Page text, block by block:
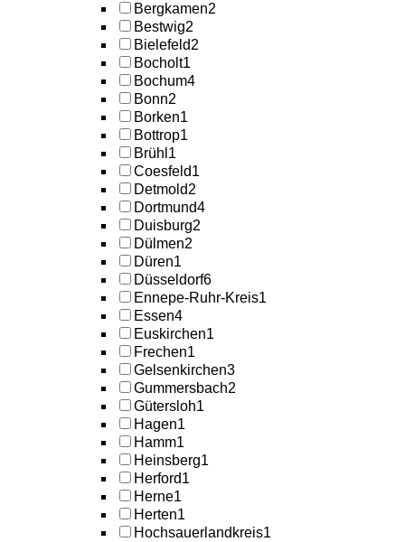
Bergkamen2
Bestwig2
Bielefeld2
Bocholt1
Bochum4
Bonn2
Borken1
Bottrop1
Brühl 1
Coesfeld1
Detmold2
Dortmund4
Duisburg2
Dülmen2
Düren1
Düsseldorf6
Ennepe-Ruhr-Kreis1
Essen4
Euskirchen1
Frechen1
Gelsenkirchen3
Gummersbach2
Gütersloh1
Hagen1
Hamm1
Heinsberg1
Herford1
Herne1
Herten1
Hochsauerlandkreis1